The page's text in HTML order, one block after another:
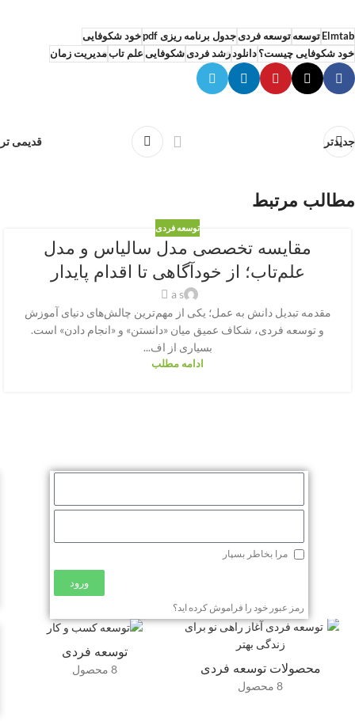
Elmtab توسعه توسعه فردی جدول برنامه ریزی pdf
خود شکوفایی
خود شکوفایی چیست؟ دانلودرشد فردی شکوفاییعلم تابمدیریت زمان
جدیدتر قدیمی تر
مطالب مرتبط
توسعه فردی
مقایسه تخصصی مدل سالیاس و مدل
علم‌تاب؛ از خودآگاهی تا اقدام پایدار
a s
مقدمه تبدیل دانش به عمل؛ یکی از مهم‌ترین چالش‌های دنیای آموزش
و توسعه فردی، شکاف عمیق میان «دانستن» و «انجام دادن» است.
بسیاری از اف...
ادامه مطلب
مرا بخاطر بسپار
ورود
رمز عبور خود را فراموش کرده اید؟
محصولات توسعه فردی
8 محصول
توسعه فردی
8 محصول